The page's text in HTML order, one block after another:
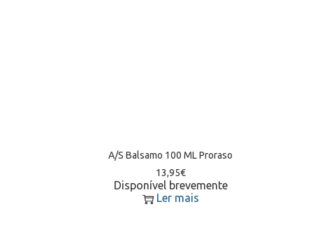
A/S Balsamo 100 ML Proraso
13,95€
Disponível brevemente
Ler mais